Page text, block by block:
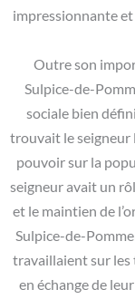
impressionnante
Outre son
Sulpice-de-
sociale bien
trouvait le seigneur
pouvoir sur la
seigneur avait un
et le maintien de
Sulpice-de-
travaillaient sur les
en échange de